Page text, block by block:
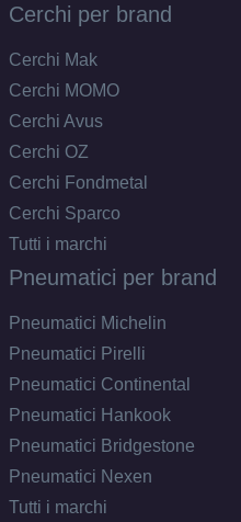
Cerchi per brand
Cerchi Mak
Cerchi MOMO
Cerchi Avus
Cerchi OZ
Cerchi Fondmetal
Cerchi Sparco
Tutti i marchi
Pneumatici per brand
Pneumatici Michelin
Pneumatici Pirelli
Pneumatici Continental
Pneumatici Hankook
Pneumatici Bridgestone
Pneumatici Nexen
Tutti i marchi